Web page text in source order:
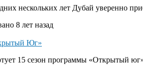
нескольких лет Дубай уверенно
8 лет назад
Юг»
15 сезон программы «Открытый